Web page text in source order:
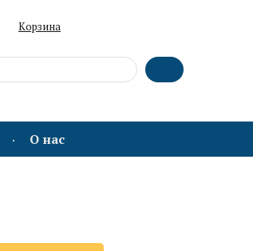
Корзина
О нас